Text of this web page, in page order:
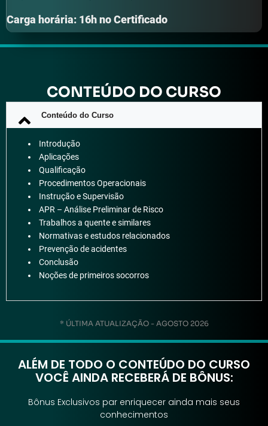
Carga horária: 16h no Certificado
CONTEÚDO DO CURSO
Conteúdo do Curso
Introdução
Aplicações
Qualificação
Procedimentos Operacionais
Instrução e Supervisão
APR – Análise Preliminar de Risco
Trabalhos a quente e similares
Normativas e estudos relacionados
Prevenção de acidentes
Conclusão
Noções de primeiros socorros
* ÚLTIMA ATUALIZAÇÃO - AGOSTO 2026
ALÉM DE TODO O CONTEÚDO DO CURSO
VOCÊ AINDA RECEBERÁ DE BÔNUS:
Bônus Exclusivos par enriquecer ainda mais seus
conhecimentos